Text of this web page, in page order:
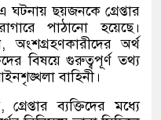
ছয়জনকে গ্রেপ্তার
পাঠানো হয়েছে।
অংশগ্রহণকারীদের অর্থ
বিষয়ে গুরুত্বপূর্ণ তথ্য
বাহিনী।
ব্যক্তিদের মধ্যে